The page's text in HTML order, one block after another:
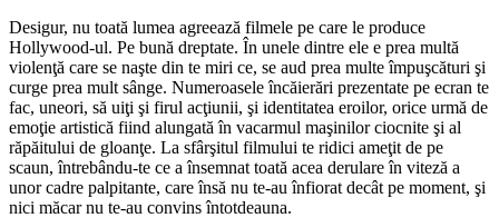
Desigur, nu toată lumea agreează filmele pe care le produce
Hollywood-ul. Pe bună dreptate. În unele dintre ele e prea multă
violenţă care se naşte din te miri ce, se aud prea multe împuşcături şi
curge prea mult sânge. Numeroasele încăierări prezentate pe ecran te
fac, uneori, să uiţi şi firul acţiunii, şi identitatea eroilor, orice urmă de
emoţie artistică fiind alungată în vacarmul maşinilor ciocnite şi al
răpăitului de gloanţe. La sfârşitul filmului te ridici ameţit de pe
scaun, întrebându-te ce a însemnat toată acea derulare în viteză a
unor cadre palpitante, care însă nu te-au înfiorat decât pe moment, şi
nici măcar nu te-au convins întotdeauna.